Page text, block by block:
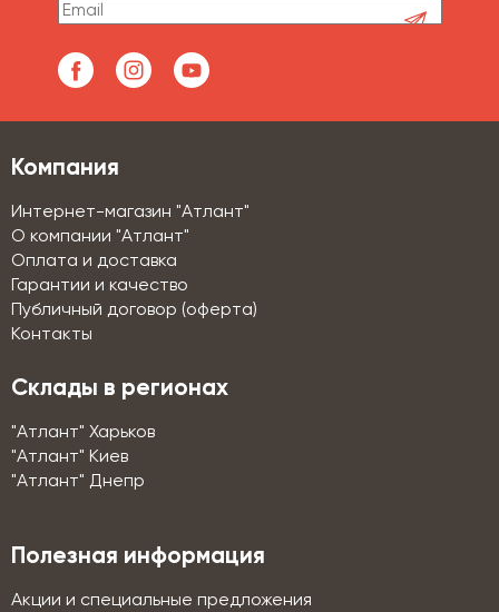
Компания
Интернет-магазин "Атлант"
О компании "Атлант"
Оплата и доставка
Гарантии и качество
Публичный договор (оферта)
Контакты
Склады в регионах
"Атлант" Харьков
"Атлант" Киев
"Атлант" Днепр
Полезная информация
Акции и специальные предложения